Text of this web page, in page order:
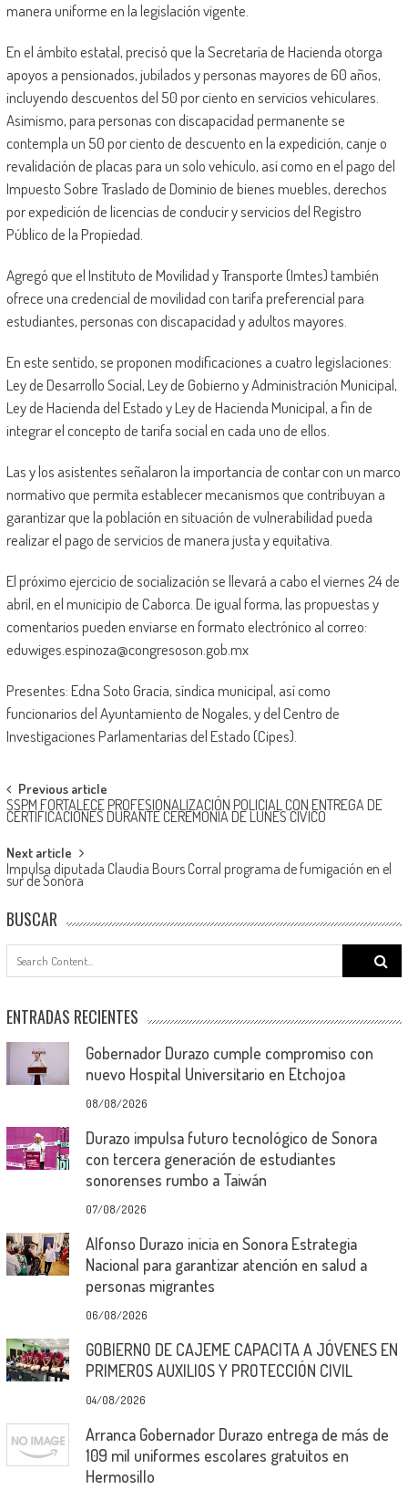
manera uniforme en la legislación vigente.
En el ámbito estatal, precisó que la Secretaría de Hacienda otorga
apoyos a pensionados, jubilados y personas mayores de 60 años,
incluyendo descuentos del 50 por ciento en servicios vehiculares.
Asimismo, para personas con discapacidad permanente se
contempla un 50 por ciento de descuento en la expedición, canje o
revalidación de placas para un solo vehículo, así como en el pago del
Impuesto Sobre Traslado de Dominio de bienes muebles, derechos
por expedición de licencias de conducir y servicios del Registro
Público de la Propiedad.
Agregó que el Instituto de Movilidad y Transporte (Imtes) también
ofrece una credencial de movilidad con tarifa preferencial para
estudiantes, personas con discapacidad y adultos mayores.
En este sentido, se proponen modificaciones a cuatro legislaciones:
Ley de Desarrollo Social, Ley de Gobierno y Administración Municipal,
Ley de Hacienda del Estado y Ley de Hacienda Municipal, a fin de
integrar el concepto de tarifa social en cada uno de ellos.
Las y los asistentes señalaron la importancia de contar con un marco
normativo que permita establecer mecanismos que contribuyan a
garantizar que la población en situación de vulnerabilidad pueda
realizar el pago de servicios de manera justa y equitativa.
El próximo ejercicio de socialización se llevará a cabo el viernes 24 de
abril, en el municipio de Caborca. De igual forma, las propuestas y
comentarios pueden enviarse en formato electrónico al correo:
eduwiges.espinoza@congresoson.gob.mx
Presentes: Edna Soto Gracia, síndica municipal, así como
funcionarios del Ayuntamiento de Nogales, y del Centro de
Investigaciones Parlamentarias del Estado (Cipes).
Post
navigation
Previous article
SSPM FORTALECE PROFESIONALIZACIÓN POLICIAL CON ENTREGA DE
CERTIFICACIONES DURANTE CEREMONIA DE LUNES CÍVICO
Next article
Impulsa diputada Claudia Bours Corral programa de fumigación en el
sur de Sonora
BUSCAR
Search
for:
ENTRADAS RECIENTES
Gobernador Durazo cumple compromiso con
nuevo Hospital Universitario en Etchojoa
08/08/2026
Durazo impulsa futuro tecnológico de Sonora
con tercera generación de estudiantes
sonorenses rumbo a Taiwán
07/08/2026
Alfonso Durazo inicia en Sonora Estrategia
Nacional para garantizar atención en salud a
personas migrantes
06/08/2026
GOBIERNO DE CAJEME CAPACITA A JÓVENES EN
PRIMEROS AUXILIOS Y PROTECCIÓN CIVIL
04/08/2026
Arranca Gobernador Durazo entrega de más de
109 mil uniformes escolares gratuitos en
Hermosillo